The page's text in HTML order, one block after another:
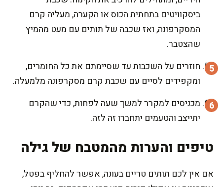
ביסקוויטים בתחתית הכוס או הקערה, מעליה קרם
המסקרפונה, ואז שכבה של תותים עם מעט מהמיץ
שהצטבר.
חוזרים על השכבות עד שסיימתם את כל החומרים,
ומקפידים לסיים עם שכבת קרם מסקרפונה מלמעלה.
מכניסים למקרר למשך שעה לפחות, כדי שהקרם
יתייצב והטעמים יתחברו זה לזה.
טיפים והערות מהמטבח של גילה
אם אין לכם תותים טריים בעונה, אפשר להחליף בפטל,